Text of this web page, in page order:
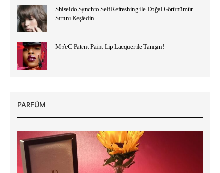
Shiseido Synchro Self Refreshing ile Doğal Görünümün
Sırrını Keşfedin
M∙A∙C Patent Paint Lip Lacquer ile Tanışın!
PARFÜM